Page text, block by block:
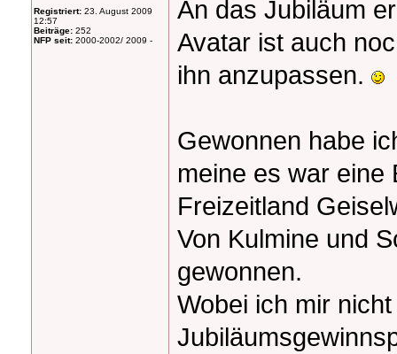
Registriert: 23. August 2009
12:57
Beiträge: 252
NFP seit: 2000-2002/ 2009 -
An das Jubiläum
Avatar ist auch
ihn anzupassen.
Gewonnen habe
meine es war eine
Freizeitland
Von Kulmine und
gewonnen.
Wobei ich mir